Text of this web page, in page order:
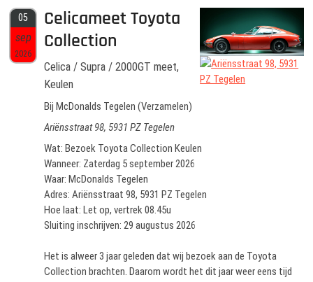
05
sep
2026
Celicameet Toyota
Collection
Celica / Supra / 2000GT meet,
Keulen
Bij McDonalds Tegelen (Verzamelen)
Ariënsstraat 98, 5931 PZ Tegelen
Wat: Bezoek Toyota Collection Keulen
Wanneer: Zaterdag 5 september 2026
Waar: McDonalds Tegelen
Adres: Ariënsstraat 98, 5931 PZ Tegelen
Hoe laat: Let op, vertrek 08.45u
Sluiting inschrijven: 29 augustus 2026
Het is alweer 3 jaar geleden dat wij bezoek aan de Toyota
Collection brachten. Daarom wordt het dit jaar weer eens tijd